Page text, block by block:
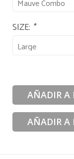
SIZE: *
AÑADIR A
AÑADIR A